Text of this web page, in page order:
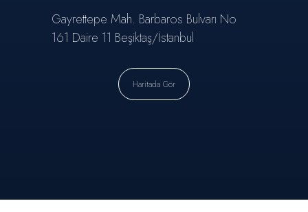
Gayrettepe Mah. Barbaros Bulvarı No
161 Daire 11 Beşiktaş/İstanbul
Haritada Gör